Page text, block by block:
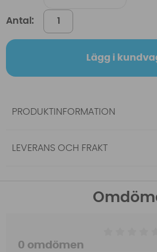
Antal:
Lägg i
PRODUKTINFORMATION
LEVERANS OCH FRAKT
0 omdömen